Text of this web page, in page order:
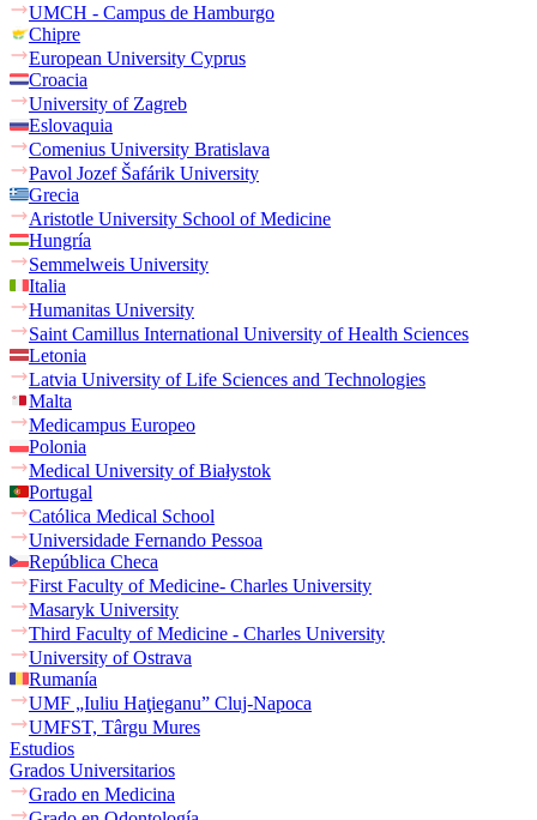
UMCH - Campus de Hamburgo
Chipre
European University Cyprus
Croacia
University of Zagreb
Eslovaquia
Comenius University Bratislava
Pavol Jozef Šafárik University
Grecia
Aristotle University School of Medicine
Hungría
Semmelweis University
Italia
Humanitas University
Saint Camillus International University of Health Sciences
Letonia
Latvia University of Life Sciences and Technologies
Malta
Medicampus Europeo
Polonia
Medical University of Białystok
Portugal
Católica Medical School
Universidade Fernando Pessoa
República Checa
First Faculty of Medicine- Charles University
Masaryk University
Third Faculty of Medicine - Charles University
University of Ostrava
Rumanía
UMF „Iuliu Haţieganu” Cluj-Napoca
UMFST, Târgu Mures
Estudios
Grados Universitarios
Grado en Medicina